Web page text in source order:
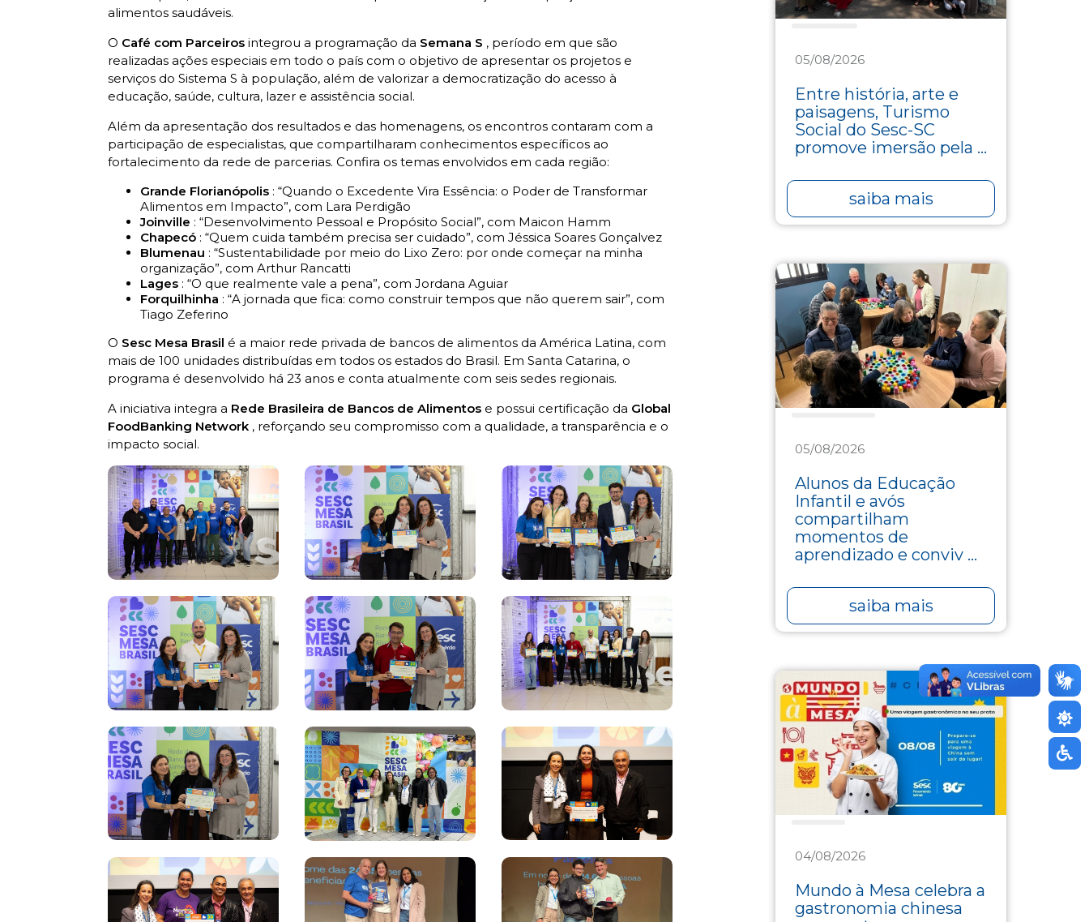
alimentos saudáveis.
O Café com Parceiros integrou a programação da Semana S , período em que são
realizadas ações especiais em todo o país com o objetivo de apresentar os projetos e
serviços do Sistema S à população, além de valorizar a democratização do acesso à
educação, saúde, cultura, lazer e assistência social.
Além da apresentação dos resultados e das homenagens, os encontros contaram com a
participação de especialistas, que compartilharam conhecimentos específicos ao
fortalecimento da rede de parcerias. Confira os temas envolvidos em cada região:
Grande Florianópolis : “Quando o Excedente Vira Essência: o Poder de Transformar
Alimentos em Impacto”, com Lara Perdigão
Joinville : “Desenvolvimento Pessoal e Propósito Social”, com Maicon Hamm
Chapecó : “Quem cuida também precisa ser cuidado”, com Jéssica Soares Gonçalvez
Blumenau : “Sustentabilidade por meio do Lixo Zero: por onde começar na minha
organização”, com Arthur Rancatti
Lages : “O que realmente vale a pena”, com Jordana Aguiar
Forquilhinha : “A jornada que fica: como construir tempos que não querem sair”, com
Tiago Zeferino
O Sesc Mesa Brasil é a maior rede privada de bancos de alimentos da América Latina, com
mais de 100 unidades distribuídas em todos os estados do Brasil. Em Santa Catarina, o
programa é desenvolvido há 23 anos e conta atualmente com seis sedes regionais.
A iniciativa integra a Rede Brasileira de Bancos de Alimentos e possui certificação da Global
FoodBanking Network , reforçando seu compromisso com a qualidade, a transparência e o
impacto social.
05/08/2026
Entre história, arte e
paisagens, Turismo
Social do Sesc-SC
promove imersão pela ...
saiba mais
05/08/2026
Alunos da Educação
Infantil e avós
compartilham
momentos de
aprendizado e conviv ...
saiba mais
04/08/2026
Mundo à Mesa celebra a
gastronomia chinesa